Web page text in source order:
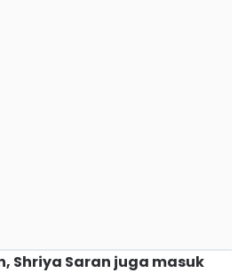
Shriya Saran juga masuk